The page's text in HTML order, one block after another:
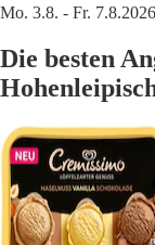
Mo. 3.8. - Fr. 7.8.2026
Die besten